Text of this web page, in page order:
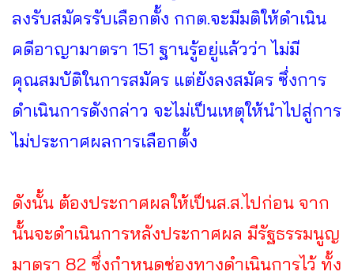
ลงรับสมัครรับเลือกตั้ง กกต.จะมีมติให้ดำเนิน
คดีอาญามาตรา 151 ฐานรู้อยู่แล้วว่า ไม่มี
คุณสมบัติในการสมัคร แต่ยังลงสมัคร ซึ่งการ
ดำเนินการดังกล่าว จะไม่เป็นเหตุให้นำไปสู่การ
ไม่ประกาศผลการเลือกตั้ง
ดังนั้น ต้องประกาศผลให้เป็นส.ส.ไปก่อน จาก
นั้นจะดำเนินการหลังประกาศผล มีรัฐธรรมนูญ
มาตรา 82 ซึ่งกำหนดช่องทางดำเนินการไว้ ทั้ง